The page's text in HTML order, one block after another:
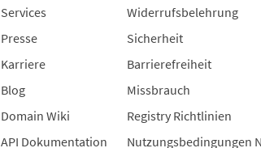
Services
Presse
Karriere
Blog
Domain Wiki
API Dokumentation
Widerrufsbelehrung
Sicherheit
Barrierefreiheit
Missbrauch
Registry Richtlinien
Nutzungsbedingungen